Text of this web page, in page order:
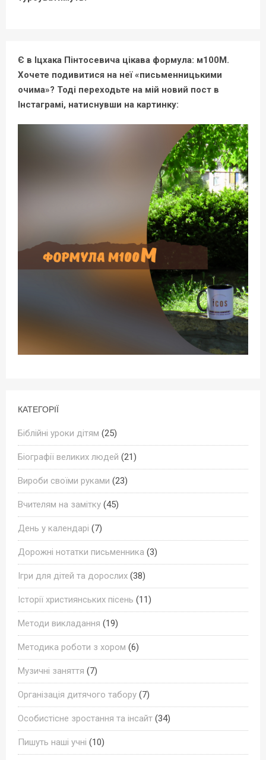
Є в Іцхака Пінтосевича цікава формула: м100М.
Хочете подивитися на неї «письменницькими
очима»? Тоді переходьте на мій новий пост в
Інстаграмі, натиснувши на картинку:
КАТЕГОРІЇ
Біблійні уроки дітям (25)
Біографії великих людей (21)
Вироби своїми руками (23)
Вчителям на замітку (45)
День у календарі (7)
Дорожні нотатки письменника (3)
Ігри для дітей та дорослих (38)
Історії християнських пісень (11)
Методи викладання (19)
Методика роботи з хором (6)
Музичні заняття (7)
Організація дитячого табору (7)
Особистісне зростання та інсайт (34)
Пишуть наші учні (10)